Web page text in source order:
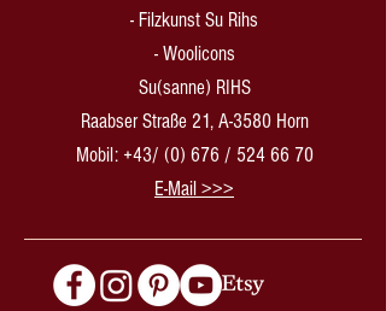
- Filzkunst Su Rihs
- Woolicons
Su(sanne) RIHS
Raabser Straße 21, A-3580 Horn
Mobil: +43/ (0) 676 / 524 66 70
​E-Mail >>>